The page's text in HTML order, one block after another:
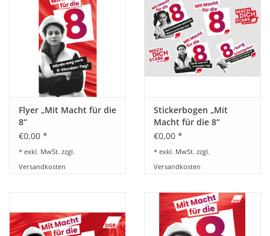
HANDWERK
TARIFWENDE
INITIATIVE „MENSCH“
GEWERKSCHAFTEN FÜR DEN
FRIEDEN
Flyer „Mit Macht für die
8“
€0,00 *
* exkl. MwSt. zzgl.
Versandkosten
Stickerbogen „Mit
Macht für die 8“
€0,00 *
* exkl. MwSt. zzgl.
Versandkosten